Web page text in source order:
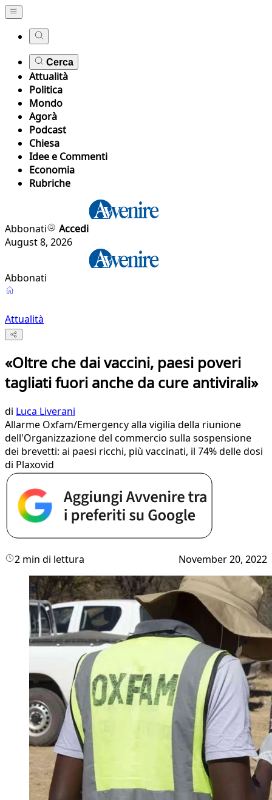
Cerca
Attualità
Politica
Mondo
Agorà
Podcast
Chiesa
Idee e Commenti
Economia
Rubriche
Abbonati
Accedi
August 8, 2026
Abbonati
Attualità
«Oltre che dai vaccini, paesi poveri
tagliati fuori anche da cure antivirali»
di Luca Liverani
Allarme Oxfam/Emergency alla vigilia della riunione
dell'Organizzazione del commercio sulla sospensione
dei brevetti: ai paesi ricchi, più vaccinati, il 74% delle dosi
di Plaxovid
2 min di lettura November 20, 2022